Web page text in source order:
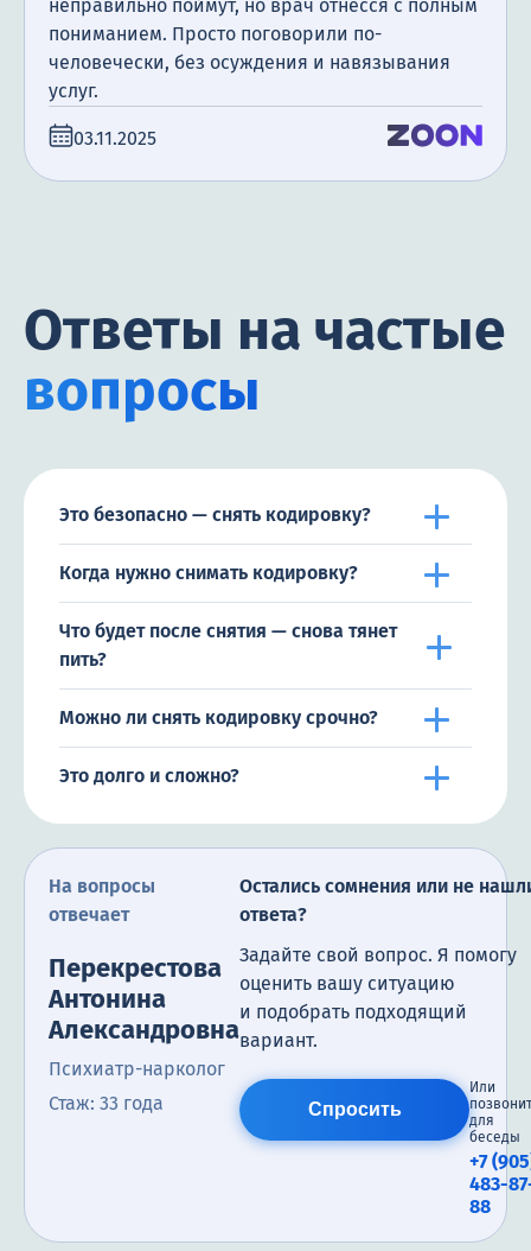
неправильно поймут, но врач отнесся с полным
пониманием. Просто поговорили по-
человечески, без осуждения и навязывания
услуг.
03.11.2025
Ответы на частые
вопросы
Это безопасно — снять кодировку?
Когда нужно снимать кодировку?
Что будет после снятия — снова тянет
пить?
Можно ли снять кодировку срочно?
Это долго и сложно?
На вопросы
отвечает
Перекрестова
Антонина
Александровна
Психиатр-нарколог
Стаж: 33 года
Остались сомнения или не
ответа?
Задайте свой вопрос. Я помогу
оценить вашу ситуацию
и подобрать подходящий
вариант.
Спросить
Или
для
беседы
+7
483-
88